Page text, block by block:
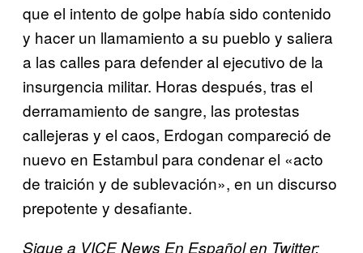
que el intento de golpe había sido contenido
y hacer un llamamiento a su pueblo y saliera
a las calles para defender al ejecutivo de la
insurgencia militar. Horas después, tras el
derramamiento de sangre, las protestas
callejeras y el caos, Erdogan compareció de
nuevo en Estambul para condenar el «acto
de traición y de sublevación», en un discurso
prepotente y desafiante.
Sigue a VICE News En Español en Twitter: